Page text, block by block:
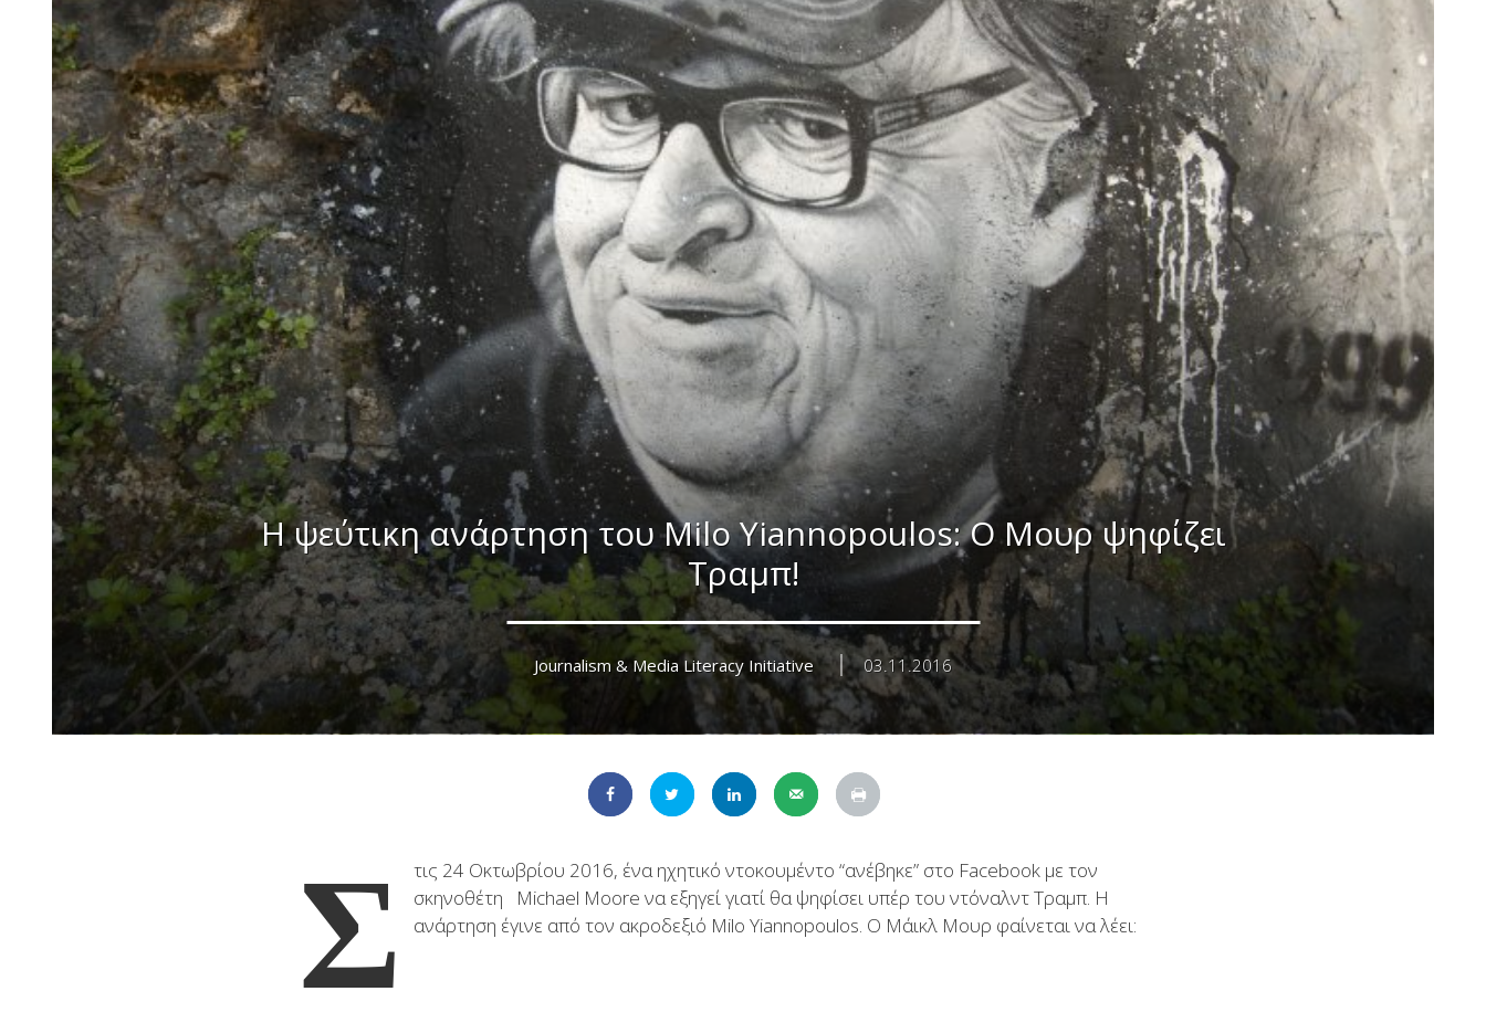
Η ψεύτικη ανάρτηση του Milo Yiannopoulos: Ο Μουρ ψηφίζει
Τραμπ!
Journalism & Media Literacy Initiative 03.11.2016
Σ
τις 24 Οκτωβρίου 2016, ένα ηχητικό ντοκουμέντο “ανέβηκε” στο Facebook με τον
σκηνοθέτη Michael Moore να εξηγεί γιατί θα ψηφίσει υπέρ του ντόναλντ Τραμπ. Η
ανάρτηση έγινε από τον ακροδεξιό Milo Yiannopoulos. Ο Μάικλ Μουρ φαίνεται να λέει: